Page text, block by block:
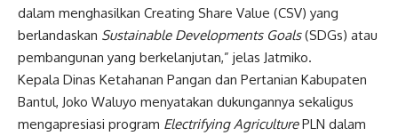
dalam menghasilkan Creating Share Value (CSV) yang
berlandaskan Sustainable Developments Goals(SDGs) atau
pembangunan yang berkelanjutan,” jelas Jatmiko.
Kepala Dinas Ketahanan Pangan dan Pertanian Kabupaten
Bantul, Joko Waluyo menyatakan dukungannya sekaligus
mengapresiasi program Electrifying AgriculturePLN dalam